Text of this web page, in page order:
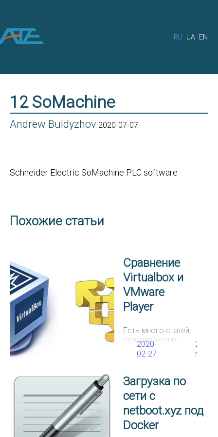
RU UA EN
12 SoMachine
Andrew Buldyzhov 2020-07-07
Schneider Electric SoMachine PLC software
Похожие статьи
Сравнение
Virtualbox и
VMware
Player
Есть много статей,
сравнивающих
Virtualbox и
продукты VMware,
ни одной, в которой
были бы
перечислены
моменты, важные
для моих задач из
области
промышленной
2020-
02-27
Загрузка по
сети с
netboot.xyz под
Docker